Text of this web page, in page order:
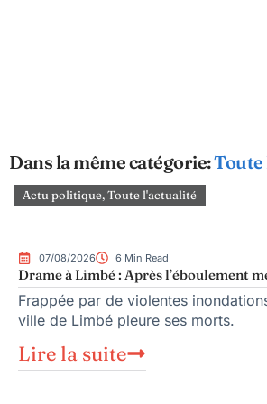
Dans la même catégorie:Toute
Actu politique,Toute l'actualité
07/08/2026 6 Min Read
Drame à Limbé : Après
Frappée par de violentes
ville de Limbé pleure ses morts.
Lire la suite